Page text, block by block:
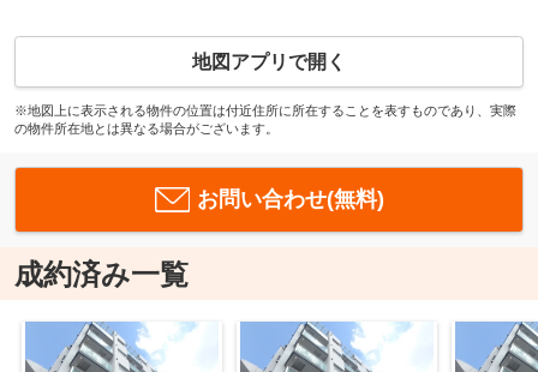
地図アプリで開く
※地図上に表示される物件の位置は付近住所に所在することを表すものであり、実際
の物件所在地とは異なる場合がございます。
お問い合わせ(無料)
成約済み一覧